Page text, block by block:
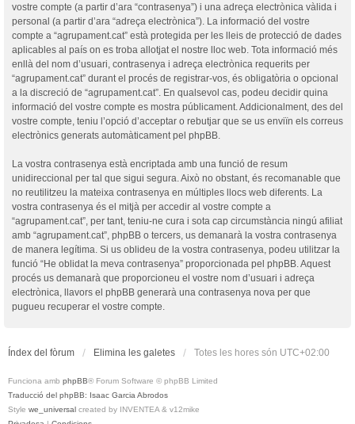
vostre compte (a partir d’ara “contrasenya”) i una adreça electrònica vàlida i
personal (a partir d’ara “adreça electrònica”). La informació del vostre
compte a “agrupament.cat” està protegida per les lleis de protecció de dades
aplicables al país on es troba allotjat el nostre lloc web. Tota informació més
enllà del nom d’usuari, contrasenya i adreça electrònica requerits per
“agrupament.cat” durant el procés de registrar-vos, és obligatòria o opcional
a la discreció de “agrupament.cat”. En qualsevol cas, podeu decidir quina
informació del vostre compte es mostra públicament. Addicionalment, des del
vostre compte, teniu l’opció d’acceptar o rebutjar que se us enviïn els correus
electrònics generats automàticament pel phpBB.
La vostra contrasenya està encriptada amb una funció de resum
unidireccional per tal que sigui segura. Això no obstant, és recomanable que
no reutilitzeu la mateixa contrasenya en múltiples llocs web diferents. La
vostra contrasenya és el mitjà per accedir al vostre compte a
“agrupament.cat”, per tant, teniu-ne cura i sota cap circumstància ningú afiliat
amb “agrupament.cat”, phpBB o tercers, us demanarà la vostra contrasenya
de manera legítima. Si us oblideu de la vostra contrasenya, podeu utilitzar la
funció “He oblidat la meva contrasenya” proporcionada pel phpBB. Aquest
procés us demanarà que proporcioneu el vostre nom d’usuari i adreça
electrònica, llavors el phpBB generarà una contrasenya nova per que
pugueu recuperar el vostre compte.
Índex del fòrum Elimina les galetes Totes les hores són UTC+02:00
Funciona amb phpBB® Forum Software © phpBB Limited
Traducció del phpBB: Isaac Garcia Abrodos
Style we_universal created by INVENTEA & v12mike